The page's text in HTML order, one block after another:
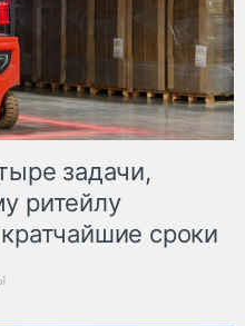
задачи,
ритейлу
сроки